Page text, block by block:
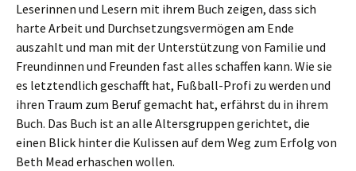
Leserinnen und Lesern mit ihrem Buch zeigen, dass sich
harte Arbeit und Durchsetzungsvermögen am Ende
auszahlt und man mit der Unterstützung von Familie und
Freundinnen und Freunden fast alles schaffen kann. Wie sie
es letztendlich geschafft hat, Fußball-Profi zu werden und
ihren Traum zum Beruf gemacht hat, erfährst du in ihrem
Buch. Das Buch ist an alle Altersgruppen gerichtet, die
einen Blick hinter die Kulissen auf dem Weg zum Erfolg von
Beth Mead erhaschen wollen.